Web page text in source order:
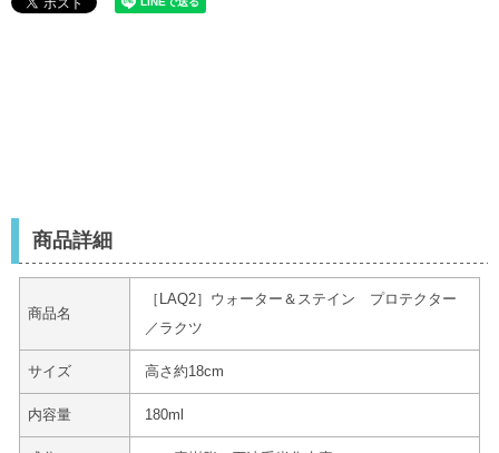
商品詳細
商品名
［LAQ2］ウォーター＆ステイン プロテクター
／ラクツ
サイズ 高さ約18cm
内容量 180ml